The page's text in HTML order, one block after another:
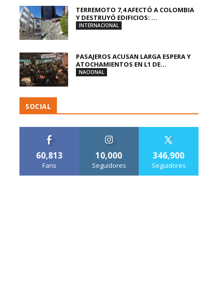
TERREMOTO 7,4 AFECTÓ A COLOMBIA
Y DESTRUYÓ EDIFICIOS: ...
INTERNACIONAL
PASAJEROS ACUSAN LARGA ESPERA Y
ATOCHAMIENTOS EN L1 DE...
NACIONAL
SOCIAL
60,813
Fans
10,000
Seguidores
346,900
Seguidores